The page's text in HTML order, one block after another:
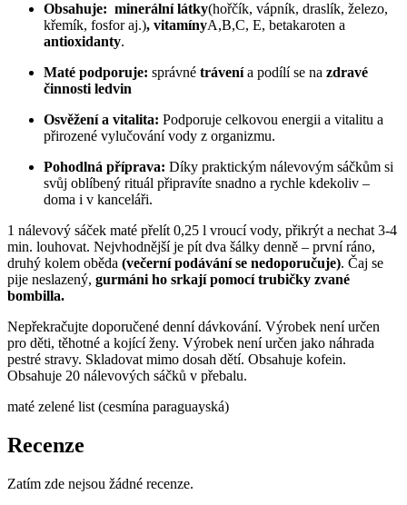
Obsahuje: minerální látky(hořčík, vápník, draslík, železo,
křemík, fosfor aj.), vitamínyA,B,C, E, betakaroten a
antioxidanty.
Maté podporuje: správné trávenía podílí se na zdravé
činnosti ledvin
Osvěžení a vitalita: Podporuje celkovou energii a vitalitu a
přirozené vylučování vody z organizmu.
Pohodlná příprava: Díky praktickým nálevovým sáčkům si
svůj oblíbený rituál připravíte snadno a rychle kdekoliv –
doma i v kanceláři.
1 nálevový sáček maté přelít 0,25 l vroucí vody, přikrýt a nechat 3-4
min. louhovat. Nejvhodnější je pít dva šálky denně – první ráno,
druhý kolem oběda (večerní podávání se nedoporučuje). Čaj se
pije neslazený, gurmáni ho srkají pomocí trubičky zvané
bombilla.
Nepřekračujte doporučené denní dávkování. Výrobek není určen
pro děti, těhotné a kojící ženy. Výrobek není určen jako náhrada
pestré stravy. Skladovat mimo dosah dětí. Obsahuje kofein.
Obsahuje 20 nálevových sáčků v přebalu.
maté zelené list (cesmína paraguayská)
Recenze
Zatím zde nejsou žádné recenze.